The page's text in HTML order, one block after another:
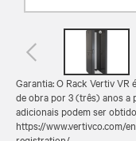
Garantia: O Rack Vertiv
de obra por 3 (três) anos a
adicionais podem ser
https://www.vertivco.com/